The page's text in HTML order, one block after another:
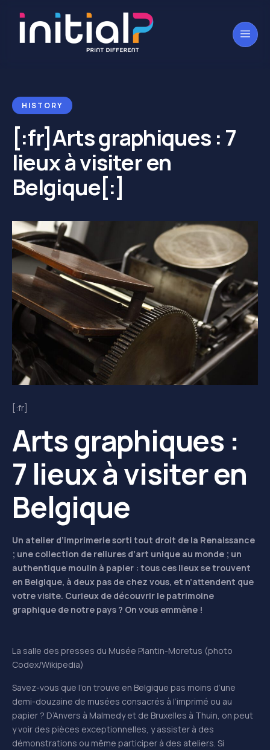
HISTORY
[:fr]Arts graphiques : 7
lieux à visiter en
Belgique[:]
[:fr]
Arts graphiques :
7 lieux à visiter en
Belgique
Un atelier d’imprimerie sorti tout droit de la Renaissance
; une collection de reliures d’art unique au monde ; un
authentique moulin à papier : tous ces lieux se trouvent
en Belgique, à deux pas de chez vous, et n’attendent que
votre visite. Curieux de découvrir le patrimoine
graphique de notre pays ? On vous emmène !
La salle des presses du Musée Plantin-Moretus (photo
Codex/Wikipedia)
Savez-vous que l’on trouve en Belgique pas moins d’une
demi-douzaine de musées consacrés à l’imprimé ou au
papier ? D’Anvers à Malmedy et de Bruxelles à Thuin, on peut
y voir des pièces exceptionnelles, y assister à des
démonstrations ou même participer à des ateliers. Si